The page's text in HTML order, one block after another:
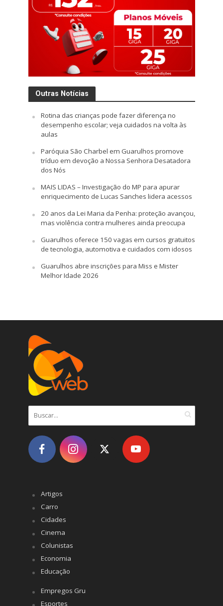
Outras Notícias
Rotina das crianças pode fazer diferença no
desempenho escolar; veja cuidados na volta às
aulas
Paróquia São Charbel em Guarulhos promove
tríduo em devoção a Nossa Senhora Desatadora
dos Nós
MAIS LIDAS – Investigação do MP para apurar
enriquecimento de Lucas Sanches lidera acessos
20 anos da Lei Maria da Penha: proteção avançou,
mas violência contra mulheres ainda preocupa
Guarulhos oferece 150 vagas em cursos gratuitos
de tecnologia, automotiva e cuidados com idosos
Guarulhos abre inscrições para Miss e Mister
Melhor Idade 2026
Artigos
Carro
Cidades
Cinema
Colunistas
Economia
Educação
Empregos Gru
Esportes